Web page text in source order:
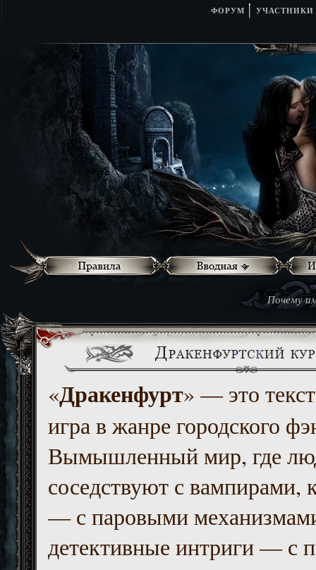
ФОРУМ УЧАСТНИКИ
Почему
«Дракенфурт» — это
игра в жанре городского
Вымышленный мир, где
соседствуют с вампирами,
— с паровыми
детективные интриги — с